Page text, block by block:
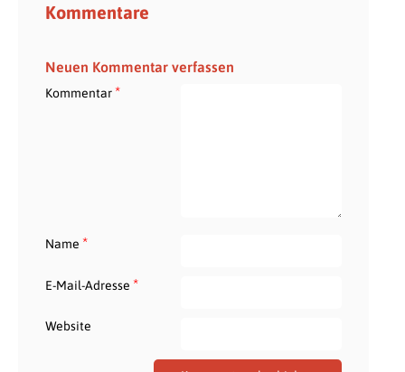
Kommentare
Neuen Kommentar verfassen
Kommentar*
Name *
E-Mail-Adresse *
Website